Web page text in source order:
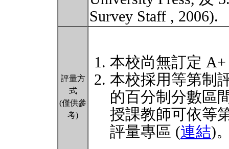
Survey Staff , 2006).
評量方
式
(僅供參
考)
本校尚無訂定
本校採用等第制
的百分制分數區
授課教師可依等
評量專區 (連結)